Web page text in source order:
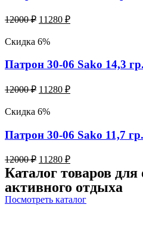
12000₽ 11280 ₽
Скидка 6%
Патрон 30-06 Sako 14,3 гр.
12000₽ 11280 ₽
Скидка 6%
Патрон 30-06 Sako 11,7 гр.
12000₽ 11280 ₽
Каталог товаров
активного отдыха
Посмотреть каталог